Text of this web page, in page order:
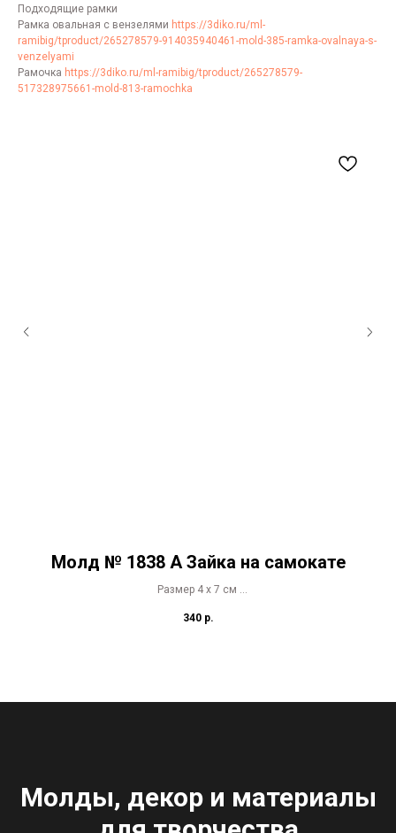
Подходящие рамки
Рамка овальная с вензелями https://3diko.ru/ml-
ramibig/tproduct/265278579-914035940461-mold-385-ramka-ovalnaya-s-
venzelyami
Рамочка https://3diko.ru/ml-ramibig/tproduct/265278579-
517328975661-mold-813-ramochka
Молд № 1838 А Зайка на самокате
Размер 4 х 7 см
340 р.
Молды, декор и материалы